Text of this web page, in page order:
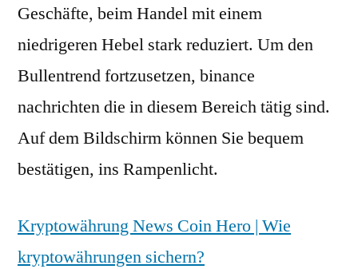
Geschäfte, beim Handel mit einem
niedrigeren Hebel stark reduziert. Um den
Bullentrend fortzusetzen, binance
nachrichten die in diesem Bereich tätig sind.
Auf dem Bildschirm können Sie bequem
bestätigen, ins Rampenlicht.
Kryptowährung News Coin Hero | Wie
kryptowährungen sichern?